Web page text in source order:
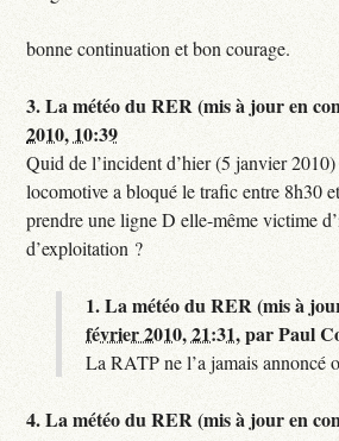
bonne continuation et bon courage.
3.La météo du RER (mis à jour en
2010, 10:39
Quid de l’incident d’hier (5 janvier
locomotive a bloqué le trafic entre 8h30
prendre une ligne D elle-même victime
d’exploitation ?
1.La météo du RER (mis à
février 2010, 21:31,parPaul
La RATP ne l’a jamais annoncé
4.La météo du RER (mis à jour en